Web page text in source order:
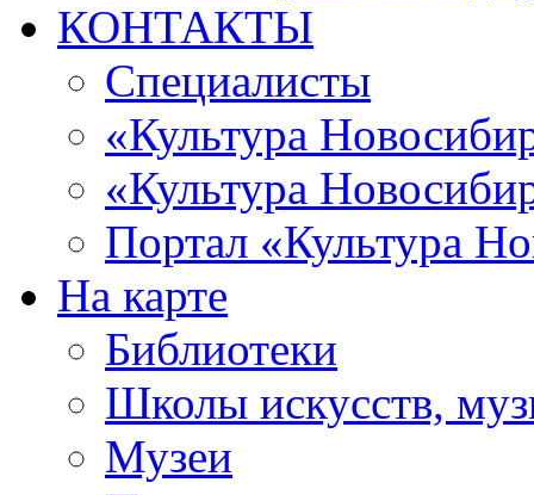
КОНТАКТЫ
Специалисты
«Культура
«Культура
Портал «Культура
На карте
Библиотеки
Школы искусств,
Музеи